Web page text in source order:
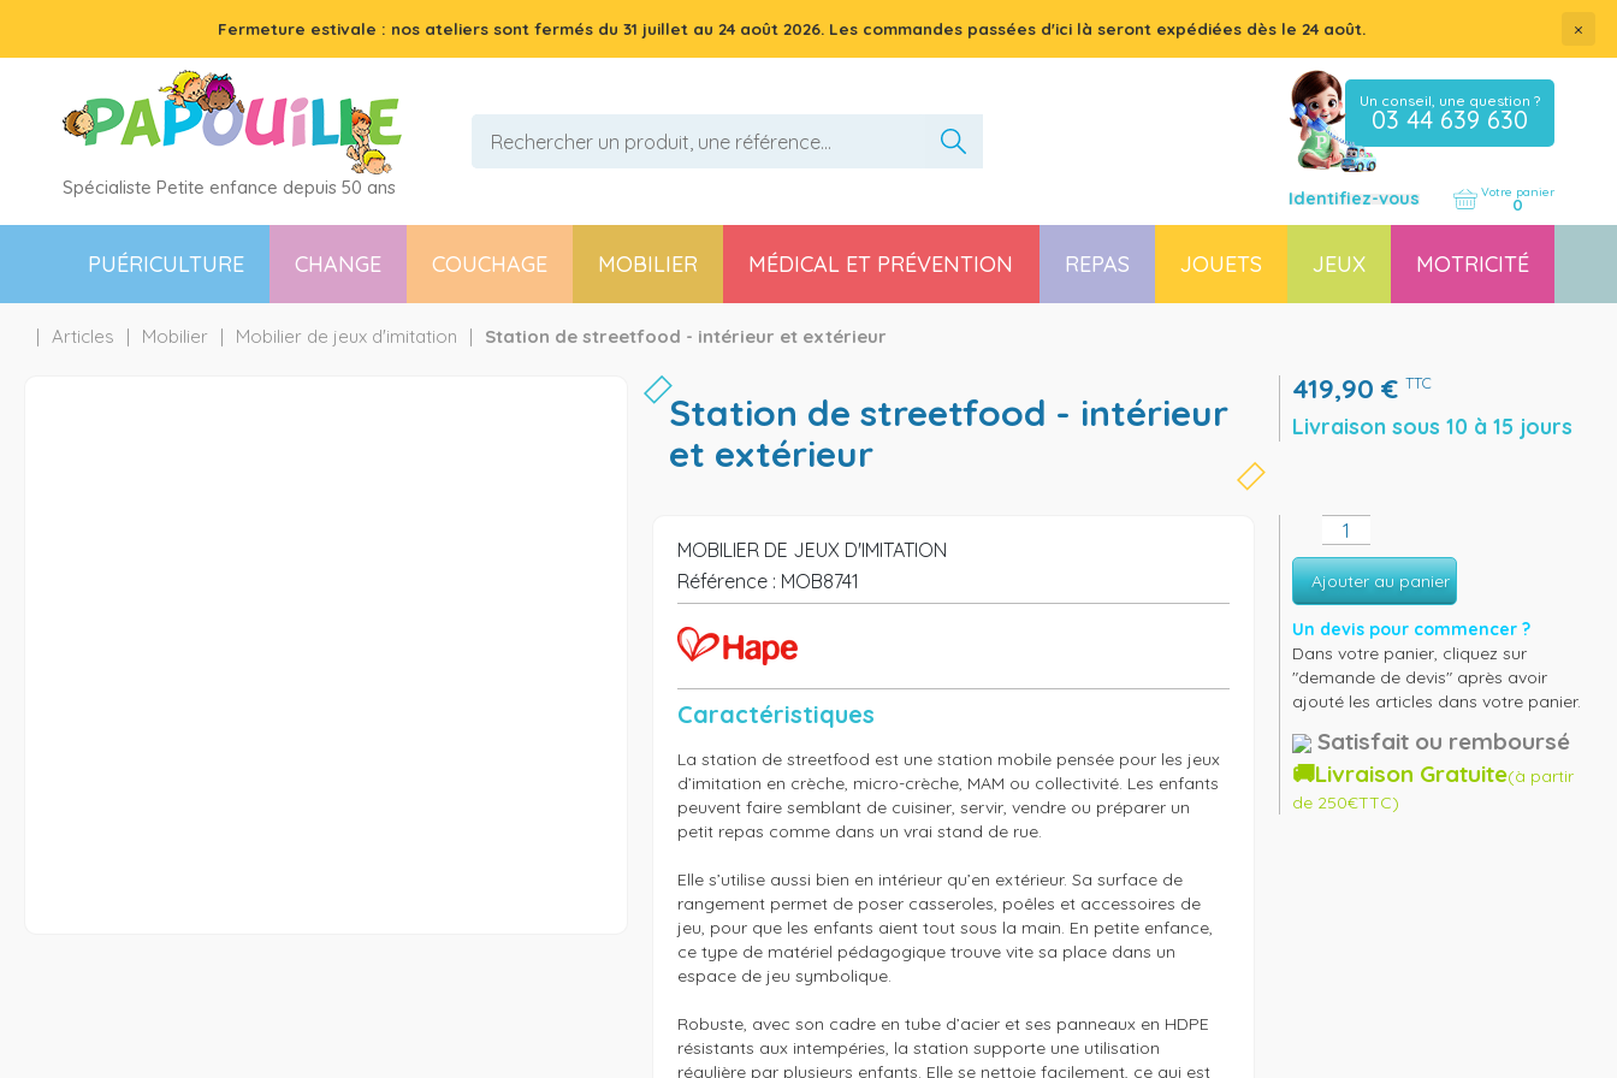
Fermeture estivale : nos ateliers sont fermés du 31 juillet au 24 août 2026. Les commandes passées d'ici là seront expédiées dès le 24 août. ×
Spécialiste Petite enfance depuis 50 ans
Un conseil, une question ?
03 44 639 630
Identifiez-vous Votre panier
0
PUÉRICULTURE CHANGE COUCHAGE MOBILIER MÉDICAL ET PRÉVENTION REPAS JOUETS JEUX MOTRICITÉ
Articles Mobilier Mobilier de jeux d'imitation Station de streetfood - intérieur et extérieur
station de streetfood - intérieur
et extérieur
419,90€ TTC
Livraison sous 10 à 15 jours
MOBILIER DE JEUX D'IMITATION
Référence : MOB8741
Caractéristiques
La station de streetfood est une station mobile pensée pour les jeux
d’imitation en crèche, micro-crèche, MAM ou collectivité. Les enfants
peuvent faire semblant de cuisiner, servir, vendre ou préparer un
petit repas comme dans un vrai stand de rue.
Elle s’utilise aussi bien en intérieur qu’en extérieur. Sa surface de
rangement permet de poser casseroles, poêles et accessoires de
jeu, pour que les enfants aient tout sous la main. En petite enfance,
ce type de matériel pédagogique trouve vite sa place dans un
espace de jeu symbolique.
Robuste, avec son cadre en tube d’acier et ses panneaux en HDPE
résistants aux intempéries, la station supporte une utilisation
régulière par plusieurs enfants. Elle se nettoie facilement, ce qui est
Ajouter au panier
Un devis pour commencer ?
Dans votre panier, cliquez sur
"demande de devis" après avoir
ajouté les articles dans votre panier.
Satisfait ou remboursé
🚚Livraison Gratuite(à partir
de 250€TTC)